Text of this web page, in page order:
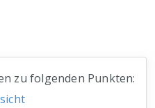
zu folgenden Punkten: